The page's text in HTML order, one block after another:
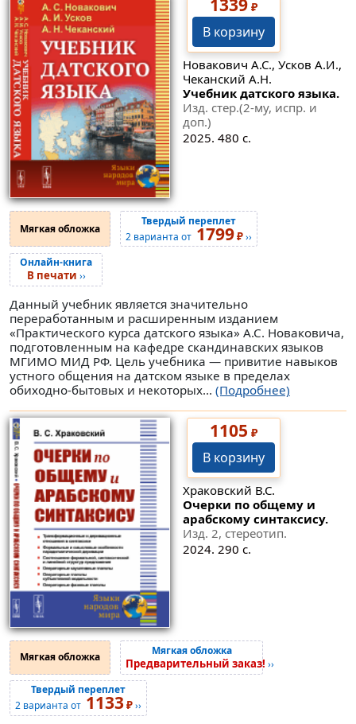
1339₽
В корзину
Новакович А.С., Усков А.И.,
Чеканский А.Н.
Учебник датского языка.
Изд. стер.(2-му, испр. и
доп.)
2025. 480 с.
Мягкая обложка
Твердый переплет
2 варианта от 1799₽››
Онлайн-книга
В печати ››
Данный учебник является значительно
переработанным и расширенным изданием
«Практического курса датского языка» А.С. Новаковича,
подготовленным на кафедре скандинавских языков
МГИМО МИД РФ. Цель учебника — привитие навыков
устного общения на датском языке в пределах
обиходно-бытовых и некоторых... (Подробнее)
1105 ₽
В корзину
Храковский В.С.
Очерки по общему и
арабскому синтаксису.
Изд. 2, стереотип.
2024. 290 с.
Мягкая обложка Мягкая обложка
Предварительный заказ! ››
Твердый переплет
2 варианта от 1133₽››